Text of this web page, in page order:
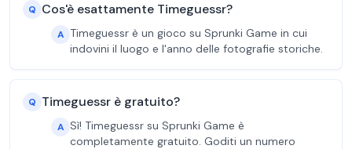
Q Cos'è esattamente Timeguessr?
A Timeguessr è un gioco su Sprunki Game in cui
indovini il luogo e l'anno delle fotografie storiche.
Q Timeguessr è gratuito?
A Sì! Timeguessr su Sprunki Game è
completamente gratuito. Goditi un numero